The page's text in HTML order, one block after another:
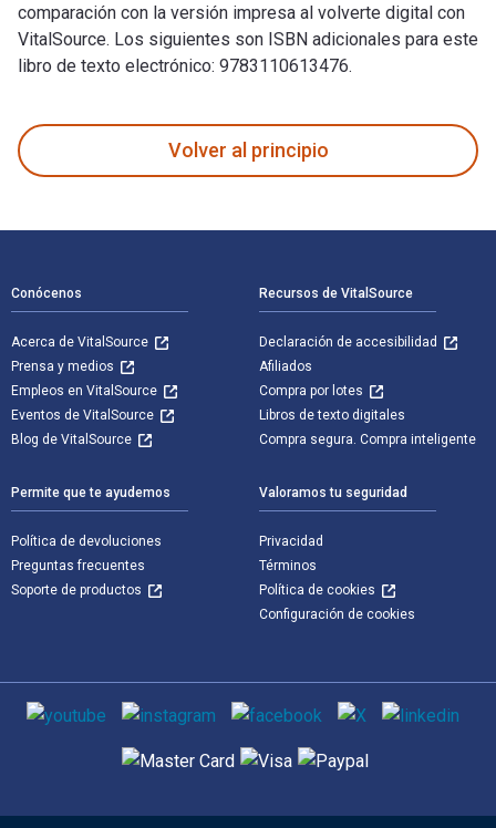
comparación con la versión impresa al volverte digital con
VitalSource. Los siguientes son ISBN adicionales para este
libro de texto electrónico: 9783110613476.
Volver al principio
Conócenos
Acerca de VitalSource
Prensa y medios
Empleos en VitalSource
Eventos de VitalSource
Blog de VitalSource
Recursos de VitalSource
Declaración de accesibilidad
Afiliados
Compra por lotes
Libros de texto digitales
Compra segura. Compra inteligente
Permite que te ayudemos
Política de devoluciones
Preguntas frecuentes
Soporte de productos
Valoramos tu seguridad
Privacidad
Términos
Política de cookies
Configuración de cookies
Medios de comunicación social
Métodos de pago admitidos